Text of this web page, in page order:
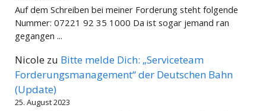
Auf dem Schreiben bei meiner Forderung steht folgende
Nummer: 07221 92 35 1000 Da ist sogar jemand ran
gegangen ...
Nicole zu Bitte melde Dich: „Serviceteam
Forderungsmanagement“ der Deutschen Bahn
(Update)
25. August 2023